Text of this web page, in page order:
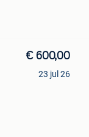
€ 600,00
23 jul 26